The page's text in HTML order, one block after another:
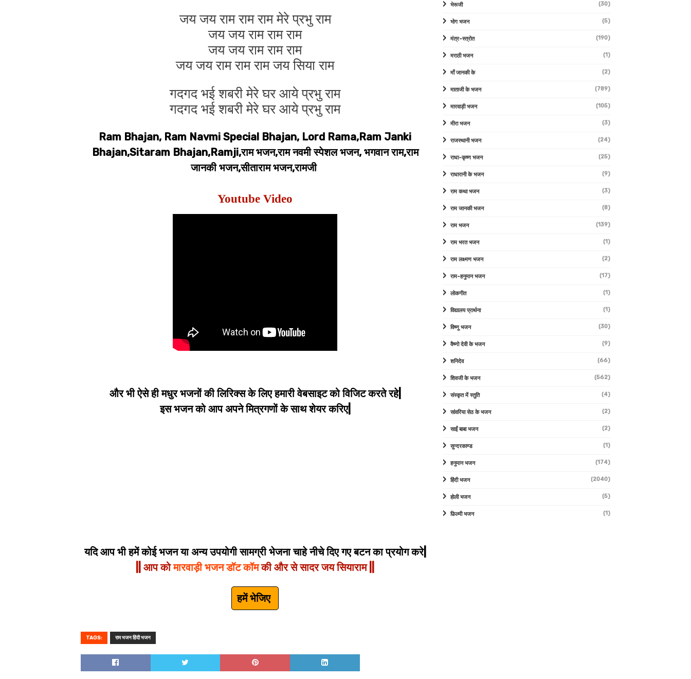
जय जय राम राम राम मेरे प्रभु राम
जय जय राम राम राम
जय जय राम राम राम
जय जय राम राम राम जय सिया राम
गदगद भई शबरी मेरे घर आये प्रभु राम
गदगद भई शबरी मेरे घर आये प्रभु राम
Ram Bhajan, Ram Navmi Special Bhajan, Lord Rama,Ram Janki
Bhajan,Sitaram Bhajan,Ramji,राम भजन,राम नवमी स्पेशल भजन, भगवान राम,राम
जानकी भजन,सीताराम भजन,रामजी
Youtube Video
और भी ऐसे ही मधुर भजनों की लिरिक्स के लिए हमारी वेबसाइट को विजिट करते रहे|
इस भजन को आप अपने मित्रगणों के साथ शेयर करिए|
यदि आप भी हमें कोई भजन या अन्य उपयोगी सामग्री भेजना चाहे नीचे दिए गए बटन का प्रयोग करे|
|| आप कोमारवाड़ी भजन डॉट कॉमकी और से सादर जय सियाराम ||
हमें भेजिए
TAGS: राम भजन हिंदी भजन
भेरूजी (30)
भोग भजन (5)
मंत्र-स्त्रोत (190)
मराठी भजन (1)
माँ जानकी के (2)
माताजी के भजन (789)
मारवाड़ी भजन (105)
मीरा भजन (3)
राजस्थानी भजन (24)
राधा-कृष्ण भजन (25)
राधारानी के भजन (9)
राम कथा भजन (3)
राम जानकी भजन (8)
राम भजन (139)
राम भरत भजन (1)
राम लक्ष्मण भजन (2)
राम-हनुमान भजन (17)
लोकगीत (1)
विद्यालय प्रार्थना (1)
विष्णु भजन (30)
वैष्णो देवी के भजन (9)
शनिदेव (66)
शिवजी के भजन (562)
संस्कृत में स्तुति (4)
सांवरिया सेठ के भजन (2)
साईं बाबा भजन (2)
सुन्दरकाण्ड (1)
हनुमान भजन (174)
हिंदी भजन (2040)
होली भजन (5)
फ़िल्मी भजन (1)